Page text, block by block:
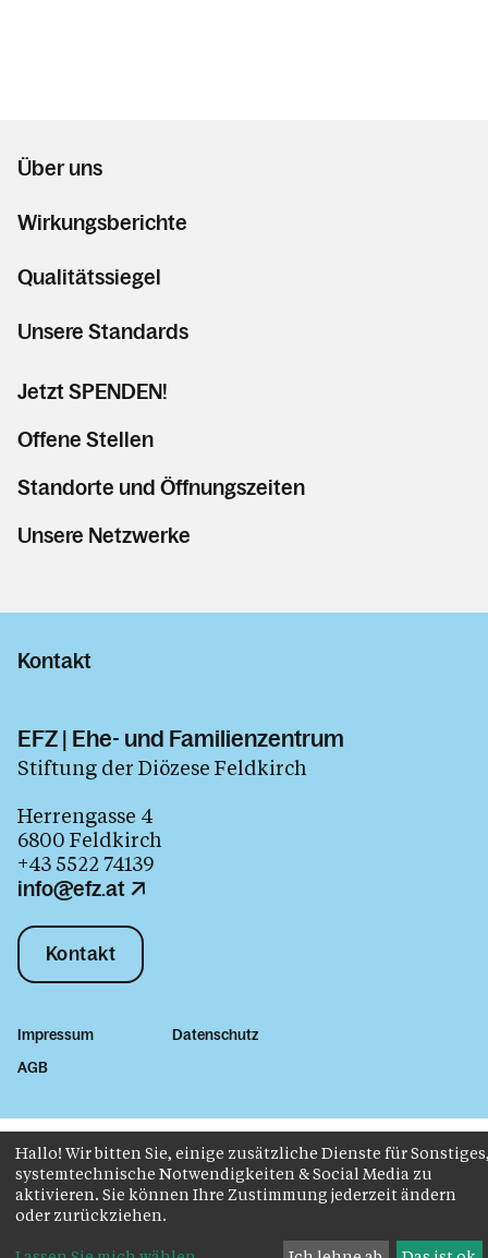
Über uns
Wirkungsberichte
Qualitätssiegel
Unsere Standards
Jetzt SPENDEN!
Offene Stellen
Standorte und Öffnungszeiten
Unsere Netzwerke
Kontakt
EFZ | Ehe- und Familienzentrum
Stiftung der Diözese Feldkirch
Herrengasse 4
6800 Feldkirch
+43 5522 74139
info@efz.at
Kontakt
Impressum
Datenschutz
AGB
Hallo! Wir bitten Sie, einige zusätzliche Dienste für
systemtechnische Notwendigkeiten & Social Media zu
aktivieren. Sie können Ihre Zustimmung jederzeit ändern
oder zurückziehen.